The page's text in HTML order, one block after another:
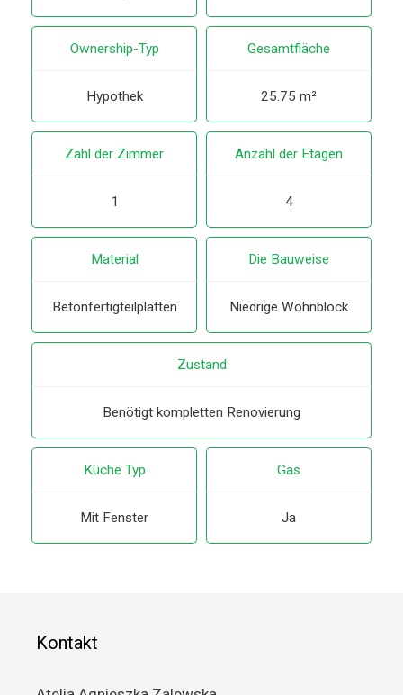
Ownership-Typ
Hypothek
Gesamtfläche
25.75 m²
Zahl der Zimmer
1
Anzahl der Etagen
4
Material
Betonfertigteilplatten
Die Bauweise
Niedrige Wohnblock
Zustand
Benötigt kompletten Renovierung
Küche Typ
Mit Fenster
Gas
Ja
Kontakt